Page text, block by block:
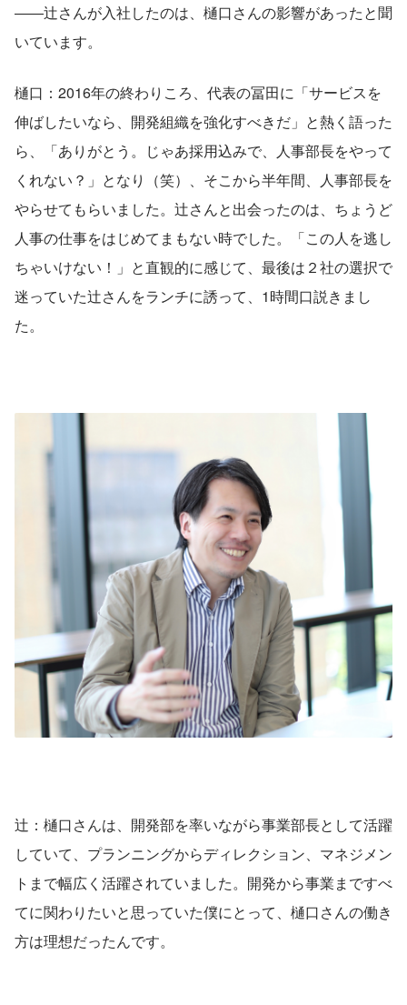
――辻さんが入社したのは、樋口さんの影響があったと聞
いています。
樋口：2016年の終わりころ、代表の冨田に「サービスを
伸ばしたいなら、開発組織を強化すべきだ」と熱く語った
ら、「ありがとう。じゃあ採用込みで、人事部長をやって
くれない？」となり（笑）、そこから半年間、人事部長を
やらせてもらいました。辻さんと出会ったのは、ちょうど
人事の仕事をはじめてまもない時でした。「この人を逃し
ちゃいけない！」と直観的に感じて、最後は２社の選択で
迷っていた辻さんをランチに誘って、1時間口説きまし
た。
辻：樋口さんは、開発部を率いながら事業部長として活躍
していて、プランニングからディレクション、マネジメン
トまで幅広く活躍されていました。開発から事業まですべ
てに関わりたいと思っていた僕にとって、樋口さんの働き
方は理想だったんです。